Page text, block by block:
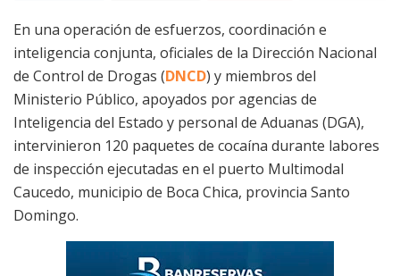
En una operación de esfuerzos, coordinación e
inteligencia conjunta, oficiales de la Dirección Nacional
de Control de Drogas (DNCD) y miembros del
Ministerio Público, apoyados por agencias de
Inteligencia del Estado y personal de Aduanas (DGA),
intervinieron 120 paquetes de cocaína durante labores
de inspección ejecutadas en el puerto Multimodal
Caucedo, municipio de Boca Chica, provincia Santo
Domingo.